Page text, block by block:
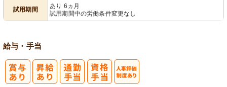
試用期間
あり 6ヵ月
試用期間中の労働条件変更なし
給与・手当